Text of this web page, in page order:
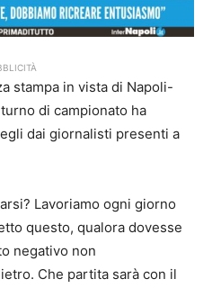
stampa in vista di Napoli-
di campionato ha
dai giornalisti presenti a
Lavoriamo ogni giorno
questo, qualora dovesse
negativo non
Che partita sarà con il